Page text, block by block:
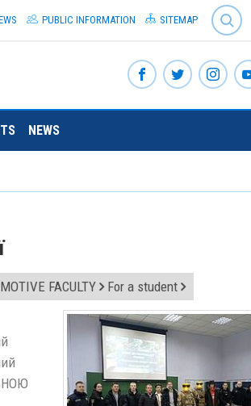
SEARCH
PUBLIC INFORMATION SITEMAP
NEWS
FACULTY For a student